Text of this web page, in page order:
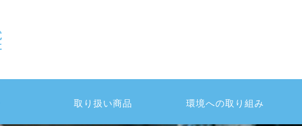
取り扱い商品 環境への取り組み